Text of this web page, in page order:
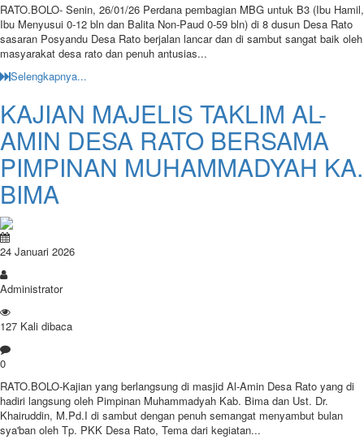
RATO.BOLO- Senin, 26/01/26 Perdana pembagian MBG untuk B3 (Ibu Hamil,
Ibu Menyusui 0-12 bln dan Balita Non-Paud 0-59 bln) di 8 dusun Desa Rato
sasaran Posyandu Desa Rato berjalan lancar dan di sambut sangat baik oleh
masyarakat desa rato dan penuh antusias...
Selengkapnya...
KAJIAN MAJELIS TAKLIM AL-
AMIN DESA RATO BERSAMA
PIMPINAN MUHAMMADYAH KA.
BIMA
24 Januari 2026
Administrator
127 Kali dibaca
0
RATO.BOLO-Kajian yang berlangsung di masjid Al-Amin Desa Rato yang di
hadiri langsung oleh Pimpinan Muhammadyah Kab. Bima dan Ust. Dr.
Khairuddin, M.Pd.I di sambut dengan penuh semangat menyambut bulan
sya'ban oleh Tp. PKK Desa Rato, Tema dari kegiatan...